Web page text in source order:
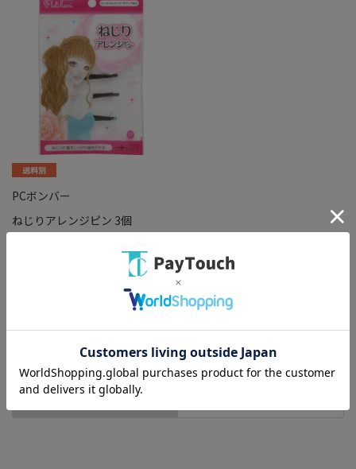
PCボンバー
ねじりアレンジピン 3個